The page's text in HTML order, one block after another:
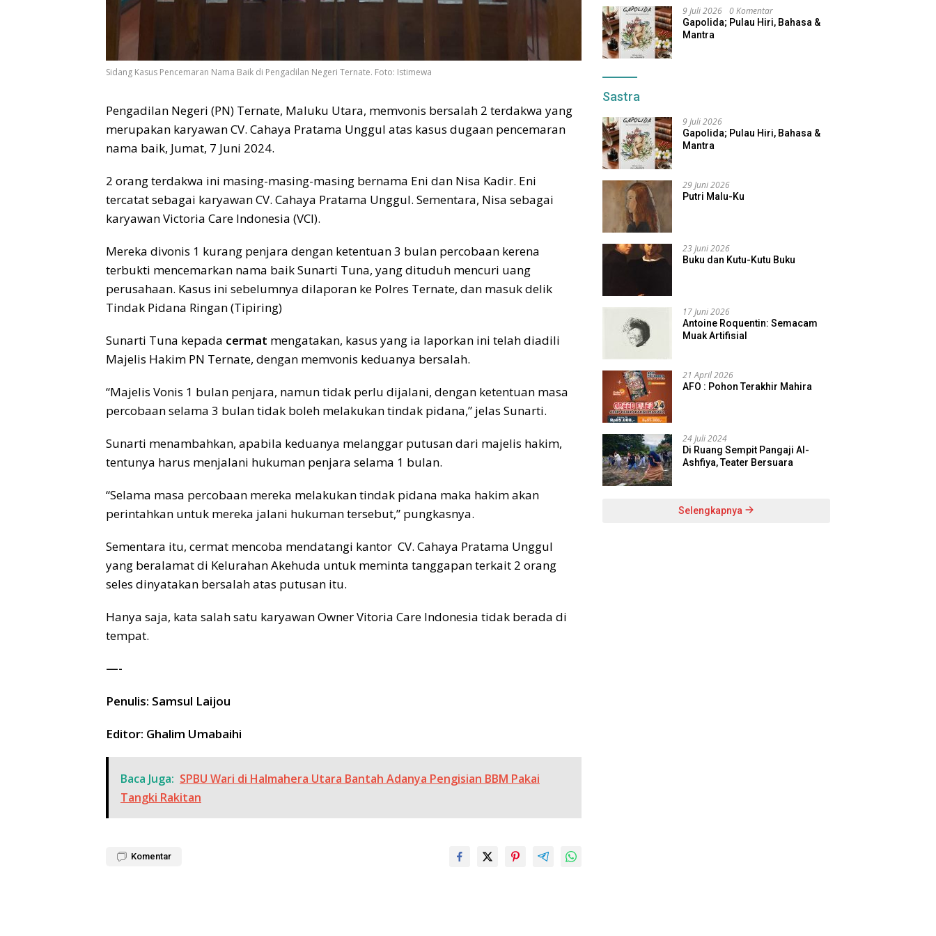
Sidang Kasus Pencemaran Nama Baik di Pengadilan Negeri Ternate. Foto: Istimewa
Pengadilan Negeri (PN) Ternate, Maluku Utara, memvonis bersalah 2 terdakwa yang
merupakan karyawan CV. Cahaya Pratama Unggul atas kasus dugaan pencemaran
nama baik, Jumat, 7 Juni 2024.
2 orang terdakwa ini masing-masing-masing bernama Eni dan Nisa Kadir. Eni
tercatat sebagai karyawan CV. Cahaya Pratama Unggul. Sementara, Nisa sebagai
karyawan Victoria Care Indonesia (VCI).
Mereka divonis 1 kurang penjara dengan ketentuan 3 bulan percobaan kerena
terbukti mencemarkan nama baik Sunarti Tuna, yang dituduh mencuri uang
perusahaan. Kasus ini sebelumnya dilaporan ke Polres Ternate, dan masuk delik
Tindak Pidana Ringan (Tipiring)
Sunarti Tuna kepada cermat mengatakan, kasus yang ia laporkan ini telah diadili
Majelis Hakim PN Ternate, dengan memvonis keduanya bersalah.
“Majelis Vonis 1 bulan penjara, namun tidak perlu dijalani, dengan ketentuan masa
percobaan selama 3 bulan tidak boleh melakukan tindak pidana,” jelas Sunarti.
Sunarti menambahkan, apabila keduanya melanggar putusan dari majelis hakim,
tentunya harus menjalani hukuman penjara selama 1 bulan.
“Selama masa percobaan mereka melakukan tindak pidana maka hakim akan
perintahkan untuk mereka jalani hukuman tersebut,” pungkasnya.
Sementara itu, cermat mencoba mendatangi kantor CV. Cahaya Pratama Unggul
yang beralamat di Kelurahan Akehuda untuk meminta tanggapan terkait 2 orang
seles dinyatakan bersalah atas putusan itu.
Hanya saja, kata salah satu karyawan Owner Vitoria Care Indonesia tidak berada di
tempat.
—-
Penulis: Samsul Laijou
Editor: Ghalim Umabaihi
Baca Juga: SPBU Wari di Halmahera Utara Bantah Adanya Pengisian BBM Pakai
Tangki Rakitan
Komentar
9 Juli 2026 0 Komentar
Gapolida; Pulau Hiri, Bahasa &
Mantra
Sastra
9 Juli 2026
Gapolida; Pulau Hiri, Bahasa &
Mantra
29 Juni 2026
Putri Malu-Ku
23 Juni 2026
Buku dan Kutu-Kutu Buku
17 Juni 2026
Antoine Roquentin: Semacam
Muak Artifisial
21 April 2026
AFO : Pohon Terakhir Mahira
24 Juli 2024
Di Ruang Sempit Pangaji Al-
Ashfiya, Teater Bersuara
Selengkapnya